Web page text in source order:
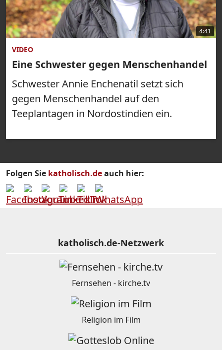
4:41
VIDEO
Eine Schwester gegen Menschenhandel
Schwester Annie Enchenatil setzt sich
gegen Menschenhandel auf den
Teeplantagen in Nordostindien ein.
Folgen Sie katholisch.deauch hier:
katholisch.de-Netzwerk
Fernsehen - kirche.tv
Religion im Film